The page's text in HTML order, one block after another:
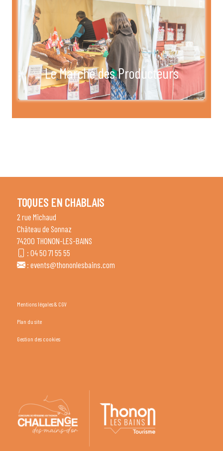
Le Marché des Producteurs
TOQUES EN CHABLAIS
2 rue Michaud
Château de Sonnaz
74200 THONON-LES-BAINS
: 04 50 71 55 55
: events@thononlesbains.com
Mentions légales & CGV
Plan du site
Gestion des cookies